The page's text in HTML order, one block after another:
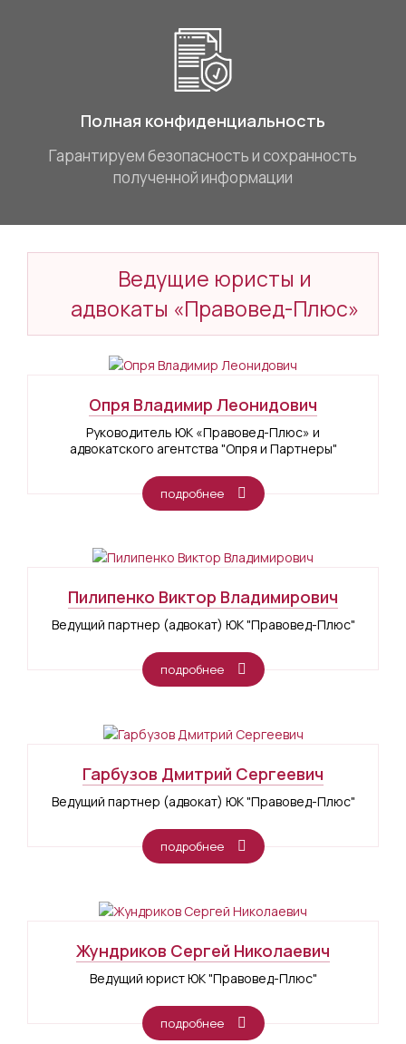
Полная конфиденциальность
Гарантируем безопасность и сохранность
полученной информации
Ведущие юристы и
адвокаты «Правовед-Плюс»
Опря Владимир Леонидович
Руководитель ЮК «Правовед-Плюс» и
адвокатского агентства "Опря и Партнеры"
подробнее
Пилипенко Виктор Владимирович
Ведущий партнер (адвокат) ЮК "Правовед-Плюс"
подробнее
Гарбузов Дмитрий Сергеевич
Ведущий партнер (адвокат) ЮК "Правовед-Плюс"
подробнее
Жундриков Сергей Николаевич
Ведущий юрист ЮК "Правовед-Плюс"
подробнее